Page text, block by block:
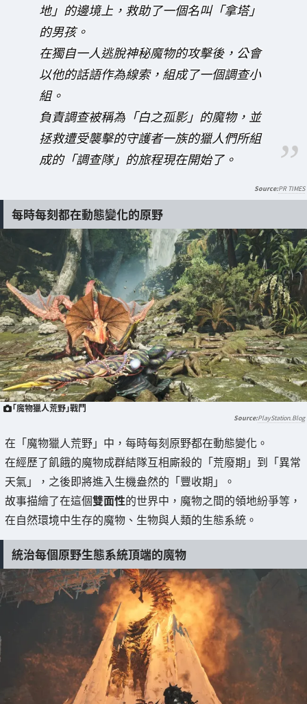
地」的邊境上，救助了一個名叫「拿塔」
的男孩。
在獨自一人逃脫神秘魔物的攻擊後，公會
以他的話語作為線索，組成了一個調查小
組。
負責調查被稱為「白之孤影」的魔物，並
拯救遭受襲擊的守護者一族的獵人們所組
成的「調查隊」的旅程現在開始了。
PR TIMES
每時每刻都在動態變化的原野
「魔物獵人荒野」戰鬥
PlayStation.Blog
在「魔物獵人荒野」中，每時每刻原野都在動態變化。
在經歷了飢餓的魔物成群結隊互相廝殺的「荒廢期」到「異常
天氣」，之後即將進入生機盎然的「豐收期」。
故事描繪了在這個雙面性的世界中，魔物之間的領地紛爭等，
在自然環境中生存的魔物、生物與人類的生態系統。
統治每個原野生態系統頂端的魔物